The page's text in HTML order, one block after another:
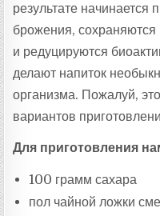
результате начинается
брожения,
и редуцируются
делают напиток
организма. Пожалуй,
вариантов
Для приготовления
100 грамм сахара
пол чайной ложки